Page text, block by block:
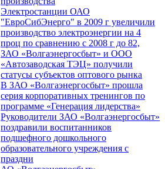
Электростанции ОАО
"ЕвроСибЭнерго" в 2009 г увеличили
производство электроэнергии на 4
проц по сравнению с 2008 г до 82,
ЗАО «Волгаэнергосбыт» и ООО
«Автозаводская ТЭЦ» получили
статусы субъектов оптового рынка
В ЗАО «Волгаэнергосбыт» прошла
серия корпоративных тренингов по
программе «Генерация лидерства»
Руководители ЗАО «Волгаэнергосбыт»
поздравили воспитанников
подшефного дошкольного
образовательного учреждения с
праздни